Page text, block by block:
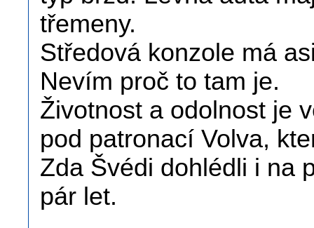
třemeny.
Středová konzole má
Nevím proč to tam je.
Životnost a odolnost je
pod patronací Volva,
Zda Švédi dohlédli i na
pár let.